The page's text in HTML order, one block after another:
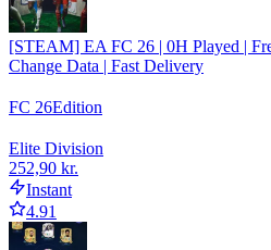
[STEAM] EA FC 26 | 0H Played |
Change Data | Fast Delivery
FC 26Edition
Elite Division
252,90 kr.
Instant
4.91